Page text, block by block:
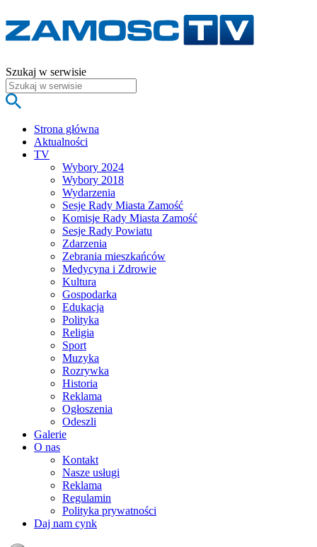
Szukaj w serwisie
Strona główna
Aktualności
TV
Wybory 2024
Wybory 2018
Wydarzenia
Sesje Rady Miasta Zamość
Komisje Rady Miasta Zamość
Sesje Rady Powiatu
Zdarzenia
Zebrania mieszkańców
Medycyna i Zdrowie
Kultura
Gospodarka
Edukacja
Polityka
Religia
Sport
Muzyka
Rozrywka
Historia
Reklama
Ogłoszenia
Odeszli
Galerie
O nas
Kontakt
Nasze usługi
Reklama
Regulamin
Polityka prywatności
Daj nam cynk